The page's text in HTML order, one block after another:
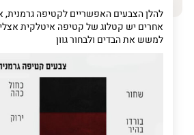
טלפון (חובה)
להלן הצבעים האפשריים לקטיפה
אחרים יש קטלוג של קטיפה איטלקית
למשש את הבדים ולבחור גוון